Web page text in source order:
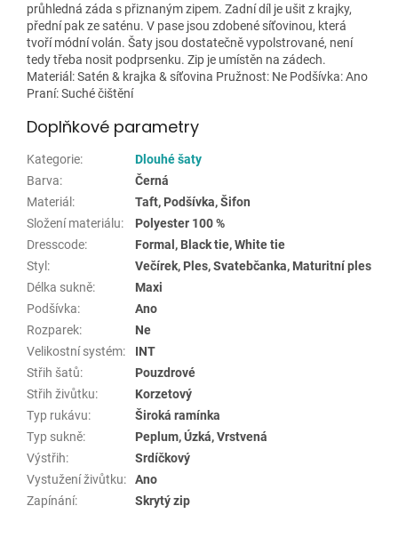
průhledná záda s přiznaným zipem. Zadní díl je ušit z krajky,
přední pak ze saténu. V pase jsou zdobené síťovinou, která
tvoří módní volán. Šaty jsou dostatečně vypolstrované, není
tedy třeba nosit podprsenku. Zip je umístěn na zádech.
Materiál: Satén & krajka & síťovina Pružnost: Ne Podšívka: Ano
Praní: Suché čištění
Doplňkové parametry
Kategorie:
Dlouhé šaty
Barva:
Černá
Materiál :
Taft, Podšívka, Šifon
Složení materiálu:
Polyester 100 %
Dresscode:
Formal, Black tie, White tie
Styl :
Večírek, Ples, Svatebčanka, Maturitní ples
Délka sukně:
Maxi
Podšívka:
Ano
Rozparek:
Ne
Velikostní systém:
INT
Střih šatů:
Pouzdrové
Střih živůtku:
Korzetový
Typ rukávu:
Široká ramínka
Typ sukně:
Peplum, Úzká, Vrstvená
Výstřih:
Srdíčkový
Vystužení živůtku:
Ano
Zapínání: Skrytý zip